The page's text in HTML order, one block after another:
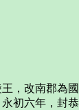
改南郡為
初六年，封恭